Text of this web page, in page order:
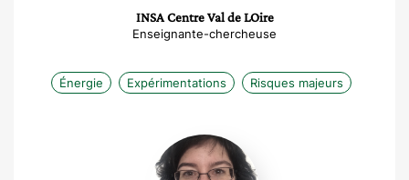
INSA Centre Val de LOire
Enseignante-chercheuse
Énergie Expérimentations Risques majeurs
Sylvie
Demouchy